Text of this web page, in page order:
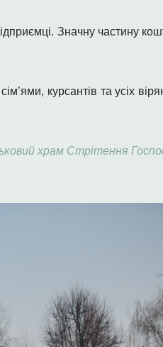
Значну частину
курсантів та усіх
храм Стрітення